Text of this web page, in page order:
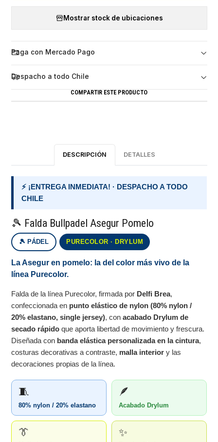
Mostrar stock de ubicaciones
Paga con Mercado Pago
Despacho a todo Chile
COMPARTIR ESTE PRODUCTO
DESCRIPCIÓN DETALLES
⚡ ¡ENTREGA INMEDIATA! · DESPACHO A TODO
CHILE
🎾 Falda Bullpadel Asegur Pomelo
🎾 PÁDEL PURECOLOR · DRYLUM
La Asegur en pomelo: la del color más vivo de la
línea Purecolor.
Falda de la línea Purecolor, firmada por Delfi Brea,
confeccionada en punto elástico de nylon (80% nylon /
20% elastano, single jersey), conacabado Drylum de
secado rápido que aporta libertad de movimiento y frescura.
Diseñada con banda elástica personalizada en la cintura,
costuras decorativas a contraste, malla interior y las
decoraciones propias de la línea.
🧵
80% nylon / 20% elastano
🪶
Acabado Drylum
👔 ✨